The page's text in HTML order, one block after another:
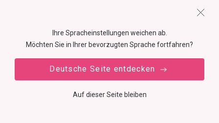
emballages
Écrins carton
Écrins plastique
Allemagne
France
Ihre Spracheinstellungen weichen ab.
Möchten Sie in Ihrer bevorzugten Sprache fortfahren?
Deutsche Seite entdecken
Auf dieser Seite bleiben